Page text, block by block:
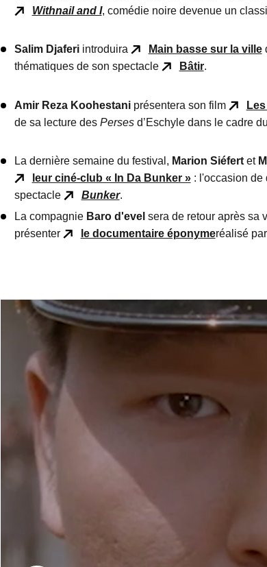
Withnail and I, comédie noire devenue un
Salim Djaferi introduira Main basse sur la ville
thématiques de son spectacle
Bâtir.
Amir Reza Koohestaniprésentera son film
de sa lecture des Persesd’Eschyle dans le cadre du
La dernière semaine du festival, Marion Siéfertet
leur ciné-club « In Da Bunker »: l'occasion de
spectacle
Bunker.
La compagnie Baro d'evel sera de retour après sa
présenter
le documentaire éponymeréalisé